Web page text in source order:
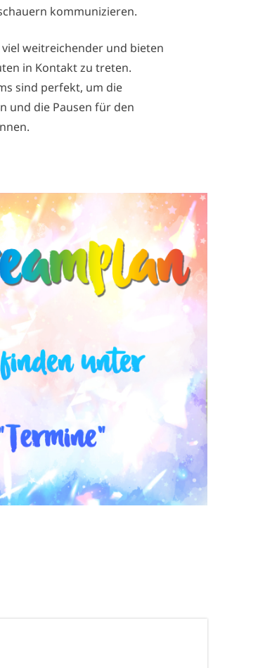
kommunizieren.
weitreichender und bieten
in Kontakt zu treten.
sind perfekt, um die
und die Pausen für den